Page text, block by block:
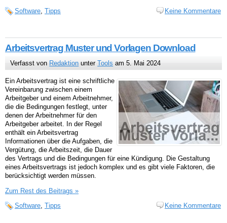
Software Tipps Keine Kommentare
Arbeitsvertrag Muster und Vorlagen Download
Verfasst von Redaktion unterTools am 5. Mai 2024
Ein Arbeitsvertrag ist eine schriftliche
Vereinbarung zwischen einem
Arbeitgeber und einem Arbeitnehmer,
die die Bedingungen festlegt, unter
denen der Arbeitnehmer für den
Arbeitgeber arbeitet. In der Regel
enthält ein Arbeitsvertrag
Informationen über die Aufgaben, die
Vergütung, die Arbeitszeit, die Dauer
des Vertrags und die Bedingungen für eine Kündigung. Die Gestaltung
eines Arbeitsvertrags ist jedoch komplex und es gibt viele Faktoren, die
berücksichtigt werden müssen.
Zum Rest des Beitrags »
Software, Tipps Keine Kommentare